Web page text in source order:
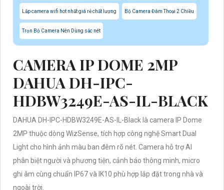
Lắp camera wifi hot nhất giá rẻ chất lượng Bộ Camera Đàm Thoại 2 Chiều
Trọn Bộ Camera Nên Dùng sắc nét
CAMERA IP DOME 2MP
DAHUA DH-IPC-
HDBW3249E-AS-IL-BLACK
DAHUA DH-IPC-HDBW3249E-AS-IL-Black là camera IP Dome
2MP thuộc dòng WizSense, tích hợp công nghệ Smart Dual
Light cho hình ảnh màu ban đêm rõ nét. Camera hỗ trợ AI
phân biệt người và phương tiện, cảnh báo thông minh, micro
ghi âm cùng chuẩn IP67 và IK10 phù hợp lắp đặt trong nhà và
ngoài trời.